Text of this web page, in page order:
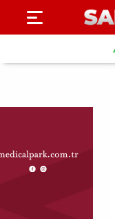
SAYFA
HABER